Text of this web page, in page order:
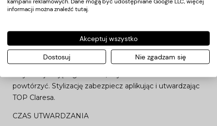
pojemność: 5 ml
Na wcześniej utwardzoną bazę hybrydową Claresa, nałóż
cienką warstwę kolorowego lakieru hybrydowego i
utwardź go w lamie UV/LED. W celu osiągnięcia
powtórzyć. Stylizację zabezpiecz aplikując i utwardzając
TOP Claresa.
CZAS UTWARDZANIA
informacji można znaleźć tutaj
Akceptuj wszystko
Dostosuj Nie zgadzam się